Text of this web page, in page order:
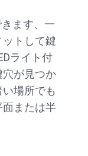
ます、一
トして鍵
ライト付
穴が見つか
場所でも
または半